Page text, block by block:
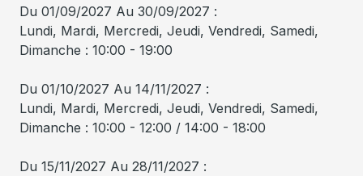
Du 01/09/2027 Au 30/09/2027 :
Lundi, Mardi, Mercredi, Jeudi, Vendredi, Samedi,
Dimanche : 10:00 - 19:00
Du 01/10/2027 Au 14/11/2027 :
Lundi, Mardi, Mercredi, Jeudi, Vendredi, Samedi,
Dimanche : 10:00 - 12:00 / 14:00 - 18:00
Du 15/11/2027 Au 28/11/2027 :